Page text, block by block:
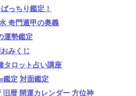
っちり鑑定！
奇門遁甲の奥義
運勢鑑定
みくじ
タロット占い講座
鑑定 対面鑑定
旧暦 開運カレンダー 方位神